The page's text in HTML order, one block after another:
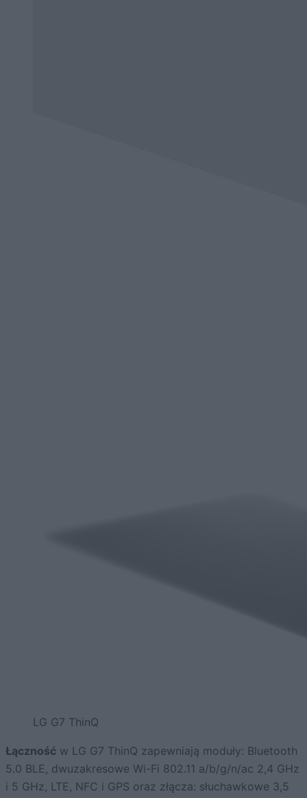
LG G7 ThinQ
Łączność w LG G7 ThinQ zapewniają moduły: Bluetooth
5.0 BLE, dwuzakresowe Wi-Fi 802.11 a/b/g/n/ac 2,4 GHz
i 5 GHz, LTE, NFC i GPS oraz złącza: słuchawkowe 3,5